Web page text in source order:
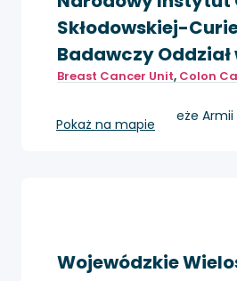
Skłodowskiej-
Badawczy
Breast Cancer Unit, Colon
Gliwice, ul. Wybrzeże Armii
Pokaż na mapie
Wojewódzkie